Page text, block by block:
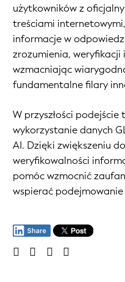
użytkowników z
treściami
informacje w
zrozumienia,
wzmacniając
fundamentalne filary
W przyszłości
wykorzystanie danych
AI. Dzięki zwiększeniu
weryfikowalności
pomóc wzmocnić
wspierać